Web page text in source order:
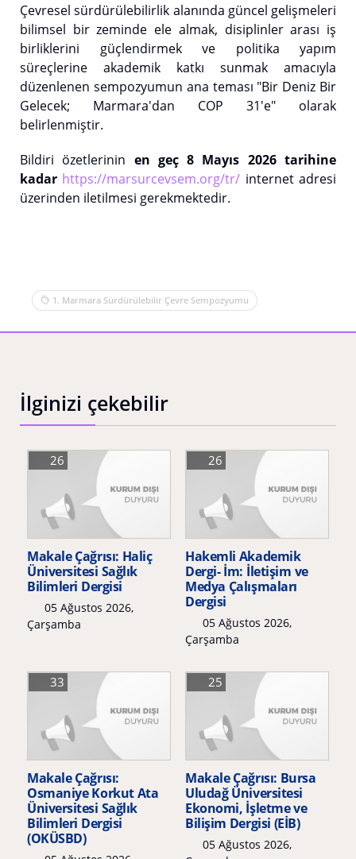
Çevresel sürdürülebilirlik alanında güncel gelişmeleri
bilimsel bir zeminde ele almak, disiplinler arası iş
birliklerini güçlendirmek ve politika yapım
süreçlerine akademik katkı sunmak amacıyla
düzenlenen sempozyumun ana teması "Bir Deniz Bir
Gelecek; Marmara'dan COP 31'e" olarak
belirlenmiştir.
Bildiri özetlerinin en geç 8 Mayıs 2026 tarihine
kadar https://marsurcevsem.org/tr/ internet adresi
üzerinden iletilmesi gerekmektedir.
1. Marmara Sürdürülebilir Çevre Sempozyumu
İlginizi çekebilir
Makale Çağrısı: Haliç
Üniversitesi Sağlık
Bilimleri Dergisi
05 Ağustos 2026,
Çarşamba
26
Hakemli Akademik
Dergi- İm: İletişim ve
Medya Çalışmaları
Dergisi
05 Ağustos 2026,
Çarşamba
26
Makale Çağrısı:
Osmaniye Korkut Ata
Üniversitesi Sağlık
Bilimleri Dergisi
(OKÜSBD)
33
Makale Çağrısı: Bursa
Uludağ Üniversitesi
Ekonomi, İşletme ve
Bilişim Dergisi (EİB)
05 Ağustos 2026,
25